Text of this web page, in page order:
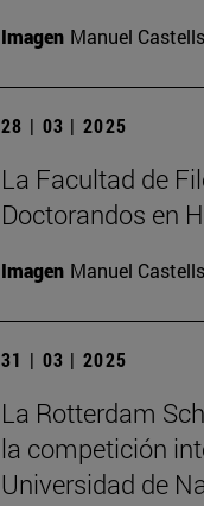
Imagen Manuel Castells
28 | 03 | 2025
La Facultad de
Doctorandos en
Imagen Manuel Castells
31 | 03 | 2025
La Rotterdam
la competición
Universidad de